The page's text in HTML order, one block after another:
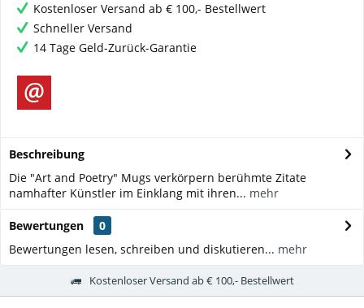
Kostenloser Versand ab € 100,- Bestellwert
Schneller Versand
14 Tage Geld-Zurück-Garantie
Beschreibung
Die "Art and Poetry" Mugs verkörpern berühmte Zitate
namhafter Künstler im Einklang mit ihren... mehr
Bewertungen
0
Bewertungen lesen, schreiben und diskutieren... mehr
Kostenloser Versand ab € 100,- Bestellwert